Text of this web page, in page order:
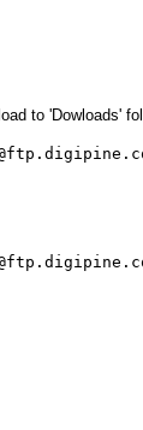
to 'Dowloads'